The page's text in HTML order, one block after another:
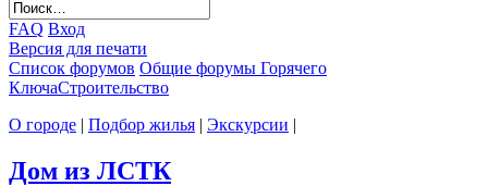
FAQ Вход
Версия для печати
Список форумов Общие форумы Горячего
КлючаСтроительство
О городе | Подбор жилья | Экскурсии |
Дом из ЛСТК